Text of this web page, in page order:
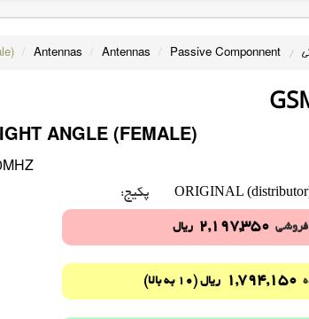
/
Passive Componnent
/
Antennas
/
Antennas
/
ANGLE (FEMALE)
ORIGINAL پکیج:
2,197,350 ریال
1,794,150 ریال (10 به بالا)